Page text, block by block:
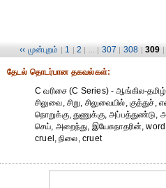
‹‹ முன்புறம் | 1 | 2 | ... | 307 | 308 | 309 |
தேட‌ல் தொட‌ர்பான தகவ‌ல்க‌ள்:
C வரிசை (C Series) - ஆங்கில-
சிலுவை, சிறு, சிலுவையில்,
நொறுக்கு, துணுக்கு,
செய், அறைந்து, இயேசுநாதரின்,
cruel, நிலை, cruet